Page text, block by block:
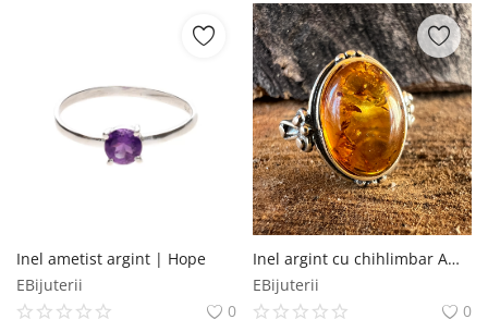
Inel ametist argint | Hope
EBijuterii
0
Inel argint cu chihlimbar Amber12
EBijuterii
0